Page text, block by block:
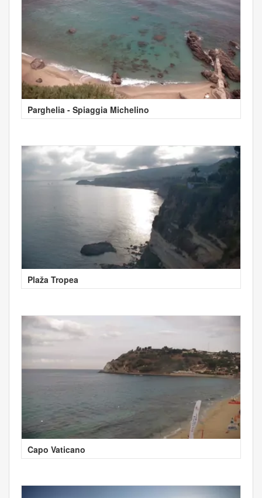
Parghelia - Spiaggia Michelino
Plaža Tropea
Capo Vaticano